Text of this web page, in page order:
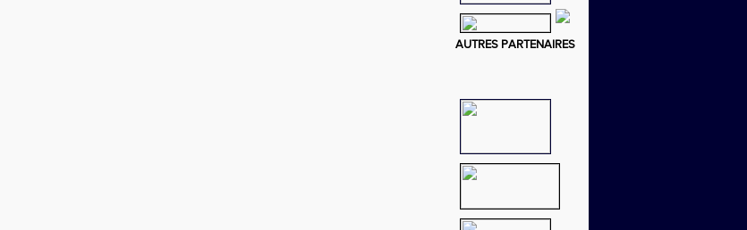
AUTRES PARTENAIRES